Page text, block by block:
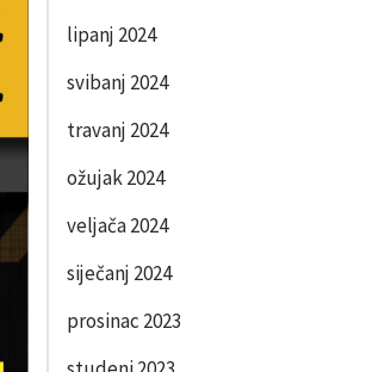
lipanj 2024
svibanj 2024
travanj 2024
ožujak 2024
veljača 2024
siječanj 2024
prosinac 2023